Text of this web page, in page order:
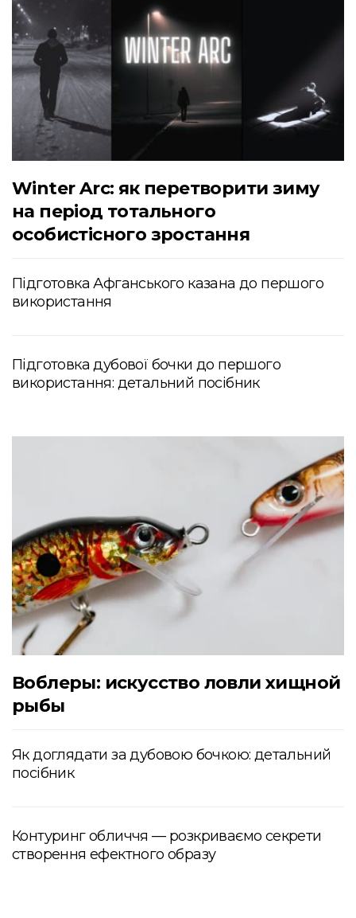
Winter Arc: як перетворити зиму
на період тотального
особистісного зростання
Підготовка Афганського казана до першого
використання
Підготовка дубової бочки до першого
використання: детальний посібник
Воблеры: искусство ловли хищной
рыбы
Як доглядати за дубовою бочкою: детальний
посібник
Контуринг обличчя — розкриваємо секрети
створення ефектного образу